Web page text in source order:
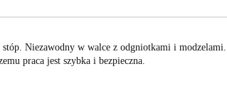
stóp. Niezawodny w walce z odgniotkami i
praca jest szybka i bezpieczna.